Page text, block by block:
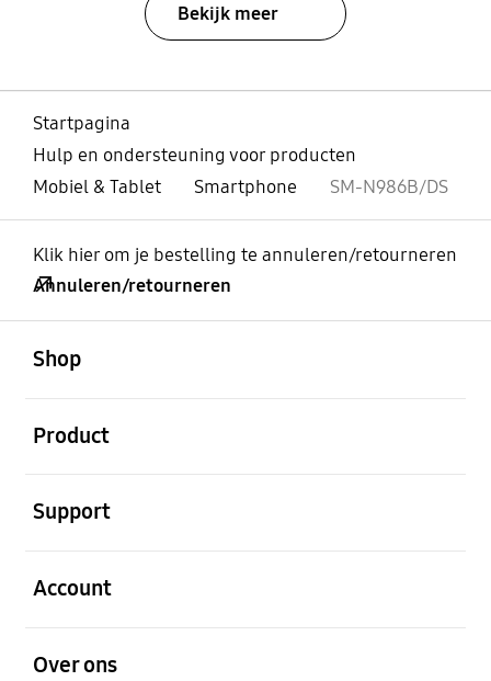
Bekijk meer
Startpagina
Hulp en ondersteuning voor producten
Mobiel & Tablet
Smartphone SM-N986B/DS
Klik hier om je bestelling te annuleren/retourneren
Annuleren/retourneren
Shop
Product
Support
Account
Over ons